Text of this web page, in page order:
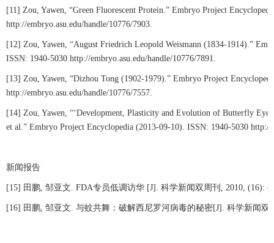
[11] Zou, Yawen, “Green Fluorescent Protein.” Embryo Project
http://embryo.asu.edu/handle/10776/7903.
[12] Zou, Yawen, “August Friedrich Leopold Weismann (1834-1914).”
ISSN: 1940-5030 http://embryo.asu.edu/handle/10776/7891.
[13] Zou, Yawen, “Dizhou Tong (1902-1979).” Embryo Project
http://embryo.asu.edu/handle/10776/7557.
[14] Zou, Yawen, “‘Development, Plasticity and Evolution of Butterfly
et al.” Embryo Project Encyclopedia (2013-09-10). ISSN: 1940-5030 http://
新闻报告
[15] 田鹏, 邹亚文. FDA专员低调访华 [J]. 科学新闻双周刊 , 2010, (16):
[16] 田鹏, 邹亚文. 与蚊共舞：破解西尼罗河病毒的秘密[J]. 科学新闻双